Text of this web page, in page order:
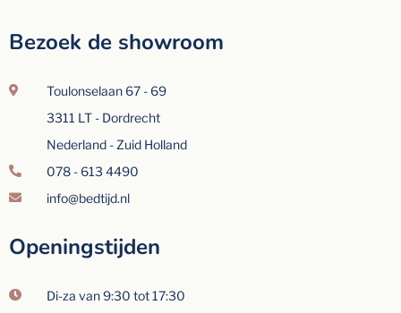
Bezoek de showroom
Toulonselaan 67 - 69
3311 LT - Dordrecht
Nederland - Zuid Holland
078 - 613 4490
info@bedtijd.nl
Openingstijden
Di-za van 9:30 tot 17:30